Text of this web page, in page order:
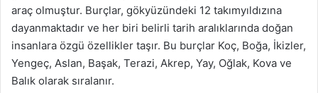
araç olmuştur. Burçlar, gökyüzündeki 12 takımyıldızına
dayanmaktadır ve her biri belirli tarih aralıklarında doğan
insanlara özgü özellikler taşır. Bu burçlar Koç, Boğa, İkizler,
Yengeç, Aslan, Başak, Terazi, Akrep, Yay, Oğlak, Kova ve
Balık olarak sıralanır.